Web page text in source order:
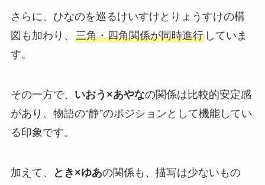
さらに、ひなのを巡るけいすけとりょうすけの構
図も加わり、 三角・四角関係が同時進行していま
す。
その一方で、 いおう×あやなの関係は比較的安定感
があり、物語の“静”のポジションとして機能してい
る印象です。
加えて、 とき×ゆあの関係も、描写は少ないもの